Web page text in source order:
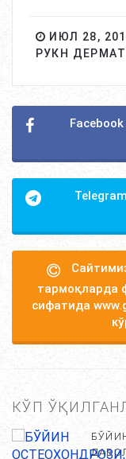
ИЮЛ 28,
РУКН
тармоқларда
сифатида
КЎП